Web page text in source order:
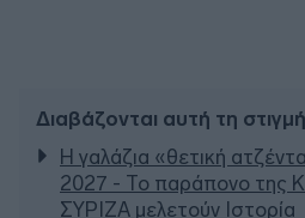
Διαβάζονται αυτή τη στιγμή
Η γαλάζια «θετική
2027 - Το παράπονο της
ΣΥΡΙΖΑ μελετούν Ιστορία